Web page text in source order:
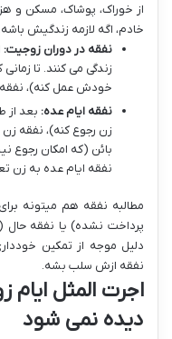
از خوراک، پوشاک، مسکن و
خادم، اگه لازمه زندگیش
نفقه در دوران زوجیت:
زندگی می کنند. تا
خودش عمل کنه)،
نفقه ایام عده: بعد از
زن رجوع کنه)، نفقه
بائن (که امکان رجوع
نفقه ایام عده به زن
مطالبه نفقه هم میتونه
پرداخت نشده) یا نفقه حال
دلیل موجه از تمکین
نفقه ازش سلب بشه.
اجرت المثل
دیده نمی شود